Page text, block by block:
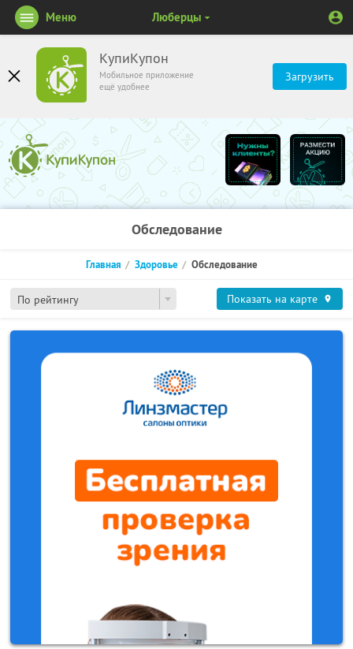
КупиКупон
Мобильное приложение
ещё удобнее
Загрузить
Меню Люберцы
Обследование
По рейтингу
Главная Здоровье Обследование
Показать на карте